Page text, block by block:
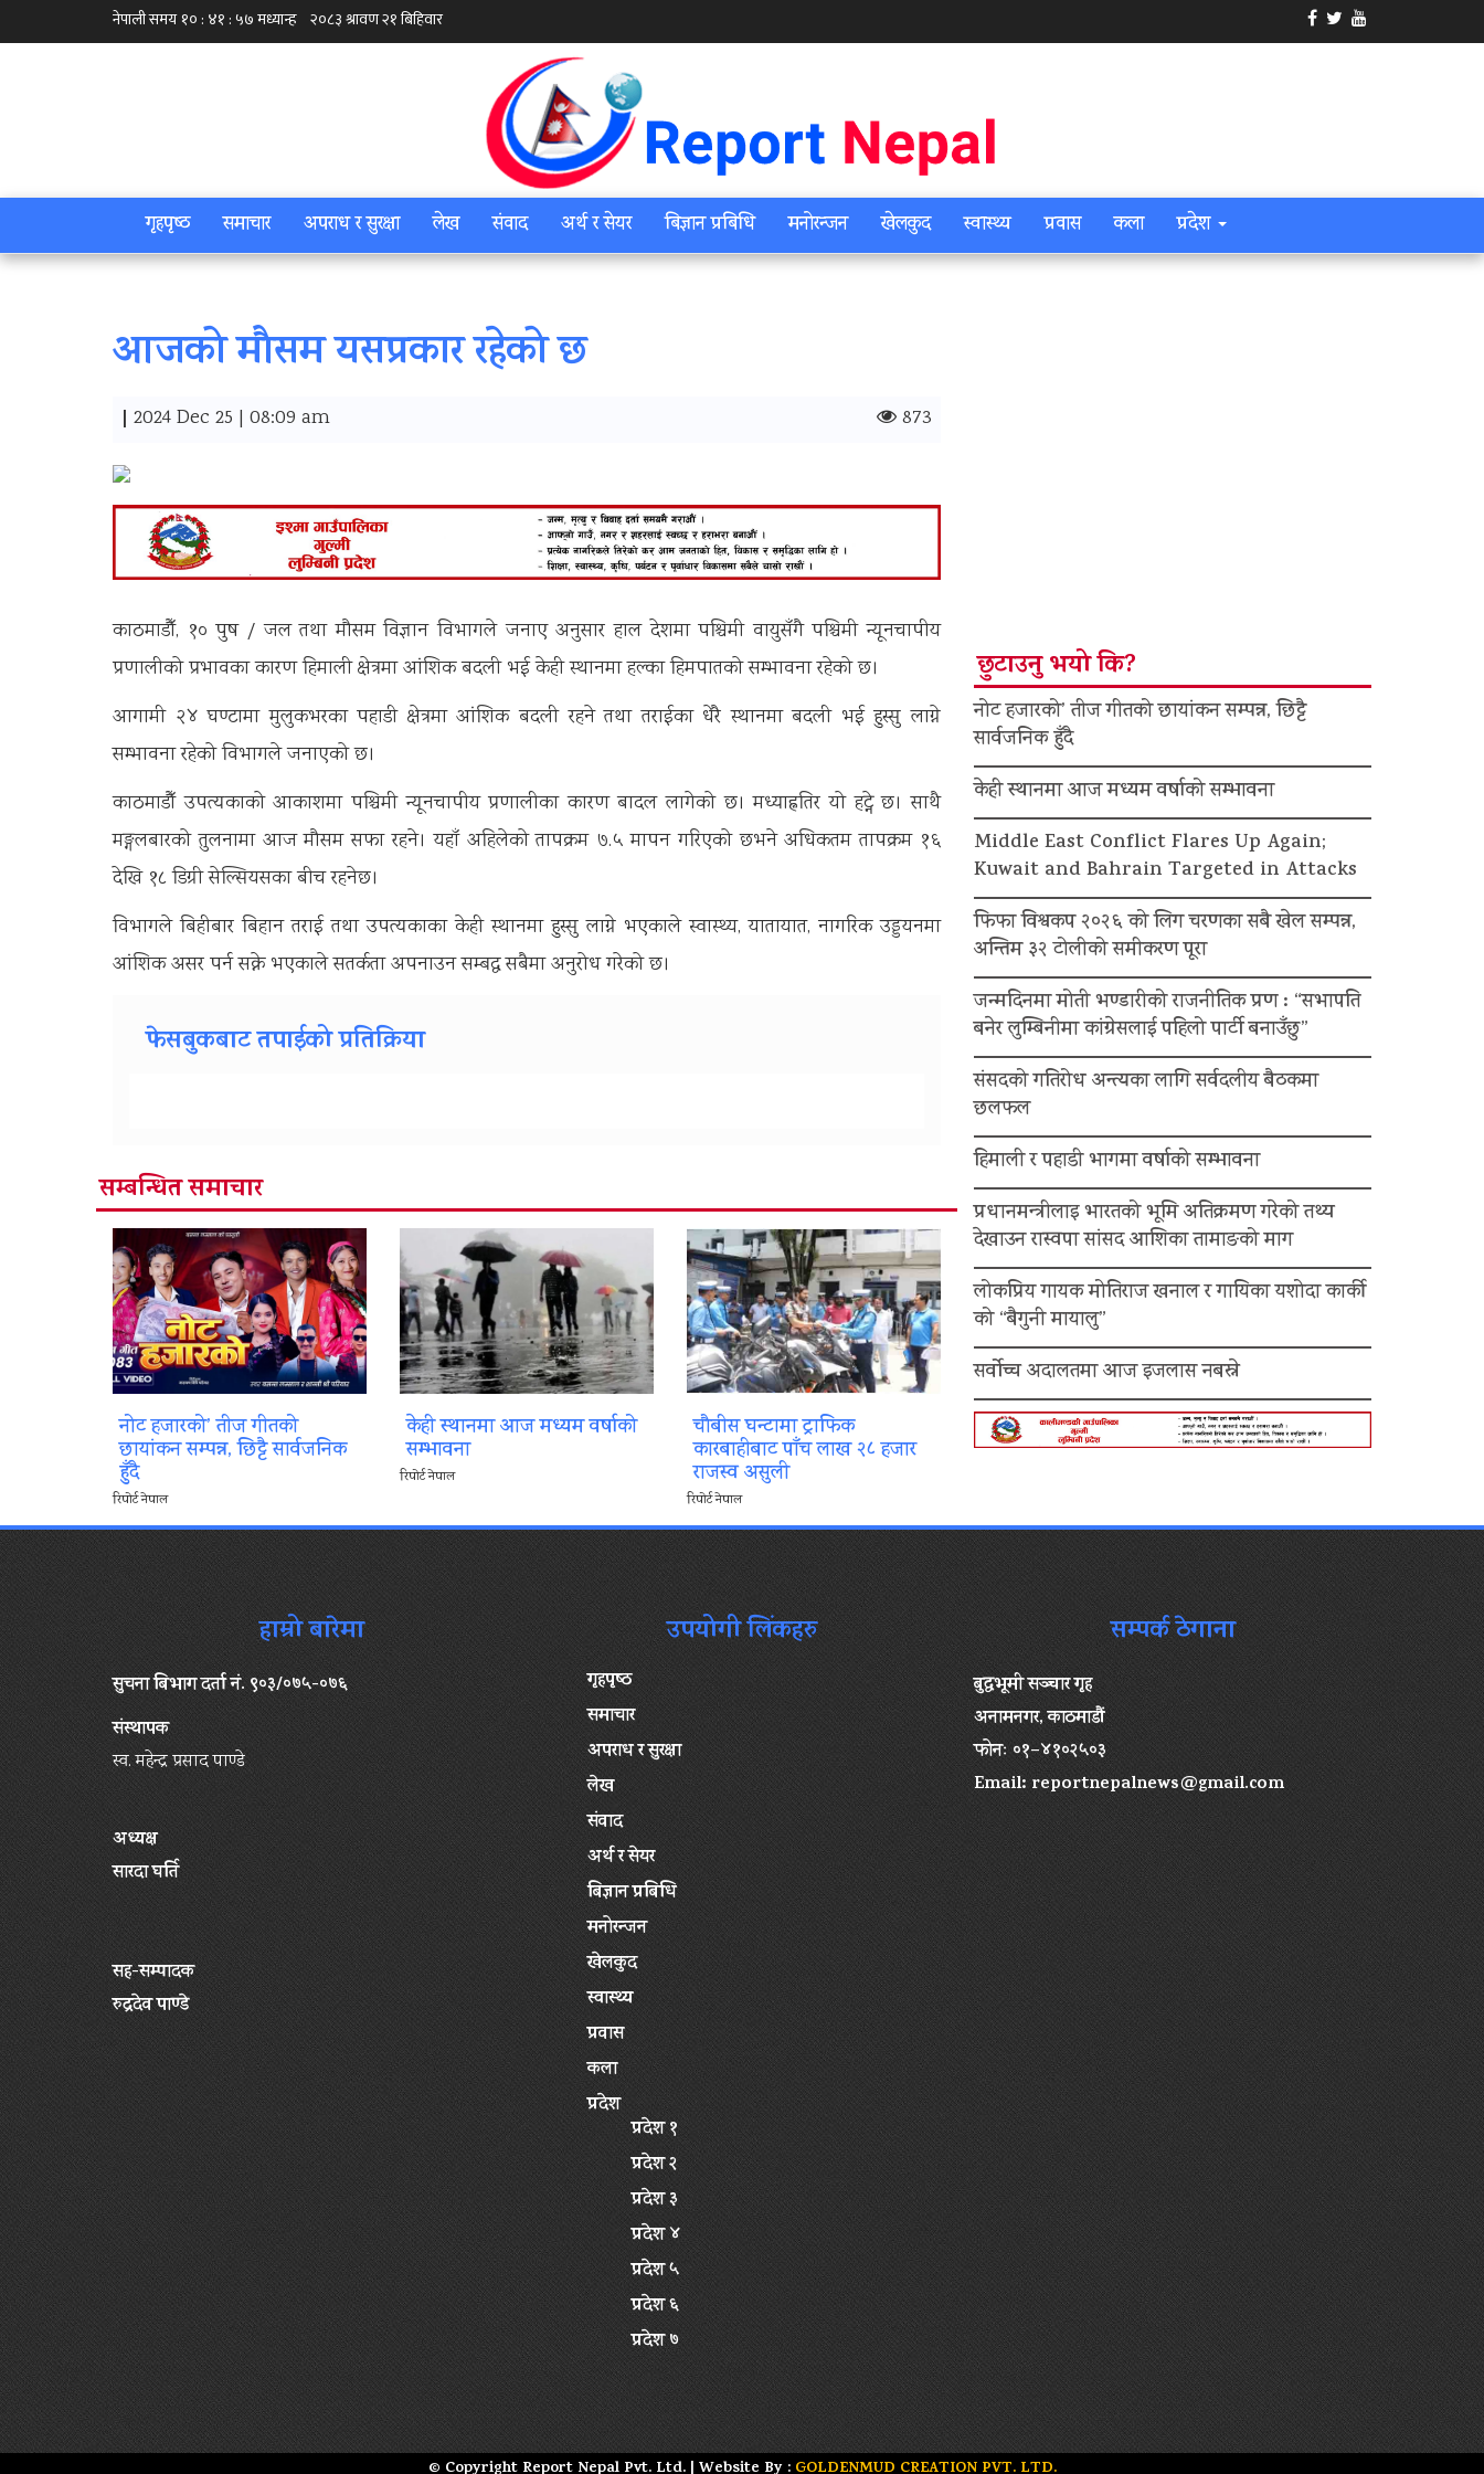
गृहपृष्‍ठ समाचार अपराध र सुरक्षा लेख संवाद अर्थ र सेयर बिज्ञान प्रबिधि मनोरन्जन खेलकुद स्वास्थ्य प्रवास कला प्रदेश
आजको मौसम यसप्रकार रहेको छ
| 2024 Dec 25 | 08:09 am 873
काठमाडौँ, १० पुष / जल तथा मौसम विज्ञान विभागले जनाए अनुसार हाल देशमा पश्चिमी वायुसँगै पश्चिमी न्यूनचापीय
प्रणालीको प्रभावका कारण हिमाली क्षेत्रमा आंशिक बदली भई केही स्थानमा हल्का हिमपातको सम्भावना रहेको छ।
आगामी २४ घण्टामा मुलुकभरका पहाडी क्षेत्रमा आंशिक बदली रहने तथा तराईका धेरै स्थानमा बदली भई हुस्सु लाग्ने
सम्भावना रहेको विभागले जनाएको छ।
काठमाडौँ उपत्यकाको आकाशमा पश्चिमी न्यूनचापीय प्रणालीका कारण बादल लागेको छ। मध्याह्नतिर यो हट्ने छ। साथै
मङ्गलबारको तुलनामा आज मौसम सफा रहने। यहाँ अहिलेको तापक्रम ७.५ मापन गरिएको छभने अधिकतम तापक्रम १६
देखि १८ डिग्री सेल्सियसका बीच रहनेछ।
विभागले बिहीबार बिहान तराई तथा उपत्यकाका केही स्थानमा हुस्सु लाग्ने भएकाले स्वास्थ्य, यातायात, नागरिक उड्डयनमा
आंशिक असर पर्न सक्ने भएकाले सतर्कता अपनाउन सम्बद्ध सबैमा अनुरोध गरेको छ।
फेसबुकबाट तपाईको प्रतिक्रिया
सम्बन्धित समाचार
नोट हजारको’ तीज गीतको
छायांकन सम्पन्न, छिट्टै सार्वजनिक
हुँदै
रिपोर्ट नेपाल
केही स्थानमा आज मध्यम वर्षाको
सम्भावना
रिपोर्ट नेपाल
चौबीस घन्टामा ट्राफिक
कारबाहीबाट पाँच लाख २८ हजार
राजस्व असुली
रिपोर्ट नेपाल
छुटाउनु भयो कि?
नोट हजारको’ तीज गीतको छायांकन सम्पन्न, छिट्टै
सार्वजनिक हुँदै
केही स्थानमा आज मध्यम वर्षाको सम्भावना
Middle East Conflict Flares Up Again;
Kuwait and Bahrain Targeted in Attacks
फिफा विश्वकप २०२६ को लिग चरणका सबै खेल सम्पन्न,
अन्तिम ३२ टोलीको समीकरण पूरा
जन्मदिनमा मोती भण्डारीको राजनीतिक प्रण : “सभापति
बनेर लुम्बिनीमा कांग्रेसलाई पहिलो पार्टी बनाउँछु”
संसदको गतिरोध अन्त्यका लागि सर्वदलीय बैठकमा
छलफल
हिमाली र पहाडी भागमा वर्षाको सम्भावना
प्रधानमन्त्रीलाइ भारतको भूमि अतिक्रमण गरेको तथ्य
देखाउन रास्वपा सांसद आशिका तामाङको माग
लोकप्रिय गायक मोतिराज खनाल र गायिका यशोदा कार्की
को “बैगुनी मायालु”
सर्वोच्च अदालतमा आज इजलास नबस्ने
हाम्रो बारेमा
सुचना बिभाग दर्ता नं. ९०३/०७५-०७६
संस्थापक
स्व. महेन्द्र प्रसाद पाण्डे
अध्यक्ष
सारदा घर्ति
सह-सम्पादक
रुद्रदेव पाण्डे
उपयोगी लिंकहरु
गृहपृष्‍ठ
समाचार
अपराध र सुरक्षा
लेख
संवाद
अर्थ र सेयर
बिज्ञान प्रबिधि
मनोरन्जन
खेलकुद
स्वास्थ्य
प्रवास
कला
प्रदेश
प्रदेश १
प्रदेश २
प्रदेश ३
प्रदेश ४
प्रदेश ५
प्रदेश ६
प्रदेश ७
सम्पर्क ठेगाना
बुद्धभूमी सञ्चार गृह
अनामनगर, काठमाडौं
फोनः ०१–४१०२५०३
Email:reportnepalnews@gmail.com